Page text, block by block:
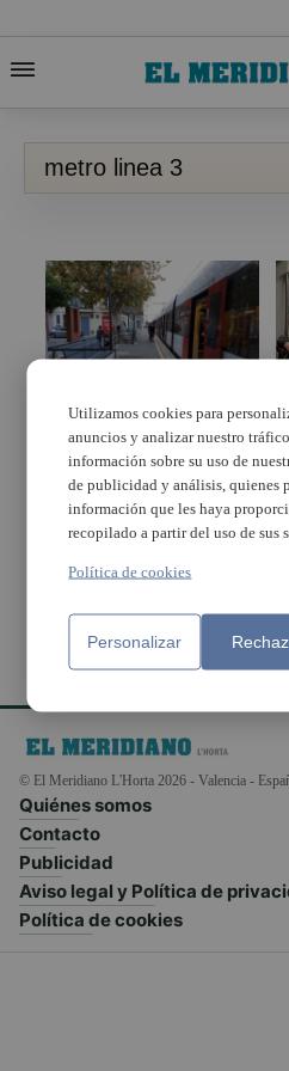
metro linea 3
Metrovalencia amplía el
servicio nocturno del
viernes de la Línea 3
con motivo de las
fiestas de
Massamagrell
© El Meridiano L'Horta 2026 - Valencia -
Quiénes somos
Contacto
Publicidad
Aviso legal y Política de
Política de cookies
Utilizamos cookies para
anuncios y analizar nuestro
información sobre su uso de
de publicidad y análisis, quienes
información que les haya
recopilado a partir del uso de sus
Política de cookies
Personalizar